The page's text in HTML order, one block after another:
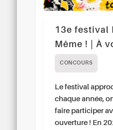
13e festival
Même ! | À
CONCOURS
Le festival
chaque année,
faire participer
ouverture ! En